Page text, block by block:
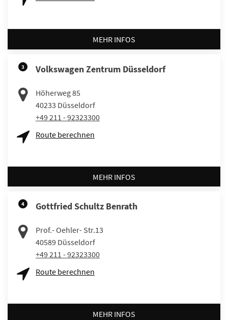
MEHR INFOS
3 Volkswagen Zentrum Düsseldorf
Höherweg 85
40233 Düsseldorf
+49 211 - 92323300
Route berechnen
MEHR INFOS
4 Gottfried Schultz Benrath
Prof.- Oehler- Str.13
40589 Düsseldorf
+49 211 - 92323300
Route berechnen
MEHR INFOS